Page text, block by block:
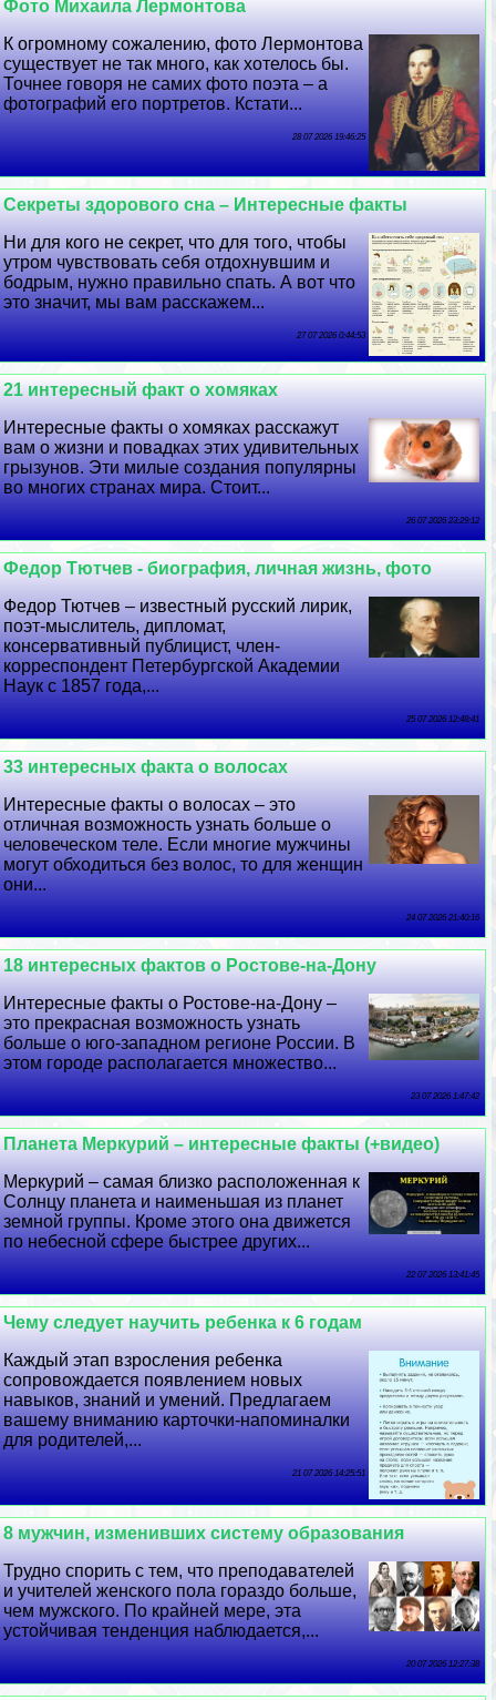
Фото Михаила Лермонтова
К огромному сожалению, фото Лермонтова
существует не так много, как хотелось бы.
Точнее говоря не самих фото поэта – а
фотографий его портретов. Кстати...
28 07 2026 19:46:25
Секреты здорового сна – Интересные факты
Ни для кого не секрет, что для того, чтобы
утром чувствовать себя отдохнувшим и
бодрым, нужно правильно спать. А вот что
это значит, мы вам расскажем...
27 07 2026 0:44:53
21 интересный факт о хомяках
Интересные факты о хомяках расскажут
вам о жизни и повадках этих удивительных
грызунов. Эти милые создания популярны
во многих странах мира. Стоит...
26 07 2026 23:29:12
Федор Тютчев - биография, личная жизнь, фото
Федор Тютчев – известный русский лирик,
поэт-мыслитель, дипломат,
консервативный публицист, члeн-
корреспондент Петербургской Академии
Наук с 1857 года,...
25 07 2026 12:48:41
33 интересных факта о волосах
Интересные факты о волосах – это
отличная возможность узнать больше о
человеческом теле. Если многие мужчины
могут обходиться без волос, то для женщин
они...
24 07 2026 21:40:16
18 интересных фактов о Ростове-на-Дону
Интересные факты о Ростове-на-Дону –
это прекрасная возможность узнать
больше о юго-западном регионе России. В
этом городе располагается множество...
23 07 2026 1:47:42
Планета Меркурий – интересные факты (+видео)
Меркурий – самая близко расположенная к
Солнцу планета и наименьшая из планет
земной группы. Кроме этого она движется
по небесной сфере быстрее других...
22 07 2026 13:41:45
Чему следует научить ребенка к 6 годам
Каждый этап взросления ребенка
сопровождается появлением новых
навыков, знаний и умений. Предлагаем
вашему вниманию карточки-напоминалки
для родителей,...
21 07 2026 14:25:51
8 мужчин, изменивших систему образования
Трудно спорить с тем, что преподавателей
и учителей женского пола гораздо больше,
чем мужского. По крайней мере, эта
устойчивая тенденция наблюдается,...
20 07 2026 12:27:38